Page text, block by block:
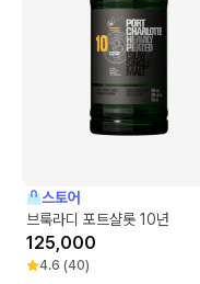
스토어
브룩라디 포트샬롯 10년
125,000
4.6 (40)